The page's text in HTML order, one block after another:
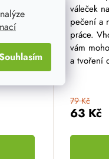
gin,
je
5,0
z
5
63 Kč
79 Kč
váleček
pečení a
práce.
vám
a tvoření